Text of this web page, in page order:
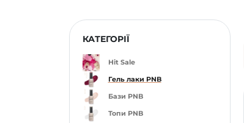
КАТЕГОРІЇ
Hit Sale
Гель лаки PNB
Бази PNB
Топи PNB